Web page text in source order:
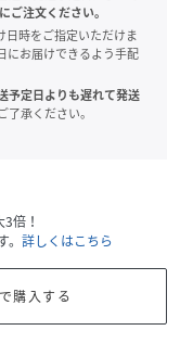
ご注文ください。
時をご指定いただけま
にお届けできるよう手配
予定日よりも遅れて発送
承ください。
倍！
詳しくはこちら
購入する